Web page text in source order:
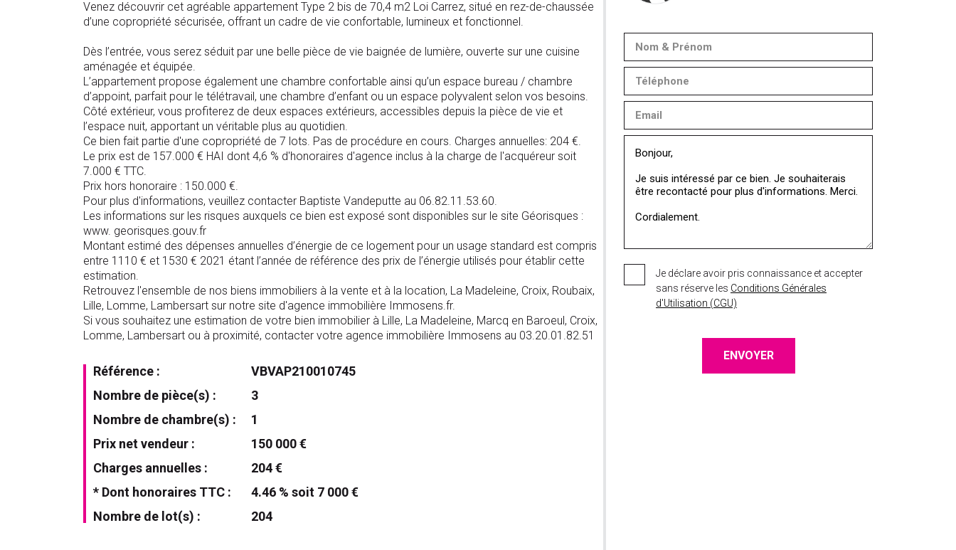
Venez découvrir cet agréable appartement Type 2 bis de 70,4 m2 Loi Carrez, situé en rez-de-chaussée
d’une copropriété sécurisée, offrant un cadre de vie confortable, lumineux et fonctionnel.
Dès l’entrée, vous serez séduit par une belle pièce de vie baignée de lumière, ouverte sur une cuisine
aménagée et équipée.
L’appartement propose également une chambre confortable ainsi qu’un espace bureau / chambre
d’appoint, parfait pour le télétravail, une chambre d’enfant ou un espace polyvalent selon vos besoins.
Côté extérieur, vous profiterez de deux espaces extérieurs, accessibles depuis la pièce de vie et
l’espace nuit, apportant un véritable plus au quotidien.
Ce bien fait partie d'une copropriété de 7 lots. Pas de procédure en cours. Charges annuelles: 204 €.
Le prix est de 157.000 € HAI dont 4,6 % d'honoraires d'agence inclus à la charge de l'acquéreur soit
7.000 € TTC.
Prix hors honoraire : 150.000 €.
Pour plus d'informations, veuillez contacter Baptiste Vandeputte au 06.82.11.53.60.
Les informations sur les risques auxquels ce bien est exposé sont disponibles sur le site Géorisques :
www. georisques.gouv.fr
Montant estimé des dépenses annuelles d’énergie de ce logement pour un usage standard est compris
entre 1110 € et 1530 € 2021 étant l’année de référence des prix de l’énergie utilisés pour établir cette
estimation.
Retrouvez l'ensemble de nos biens immobiliers à la vente et à la location, La Madeleine, Croix, Roubaix,
Lille, Lomme, Lambersart sur notre site d'agence immobilière Immosens.fr.
Si vous souhaitez une estimation de votre bien immobilier à Lille, La Madeleine, Marcq en Baroeul, Croix,
Lomme, Lambersart ou à proximité, contacter votre agence immobilière Immosens au 03.20.01.82.51
Référence :
VBVAP210010745
Nombre de pièce(s) :
3
Nombre de chambre(s) :
1
Prix net vendeur :
150 000 €
Charges annuelles :
204 €
* Dont honoraires TTC :
4.46 % soit 7 000 €
Nombre de lot(s) :
204
Je déclare avoir pris connaissance et accepter
sans réserve les Conditions Générales
d'Utilisation (CGU)
ENVOYER